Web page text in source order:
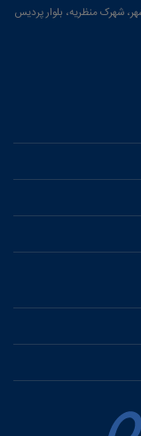
شهرک منظریه، بلوار پردیس